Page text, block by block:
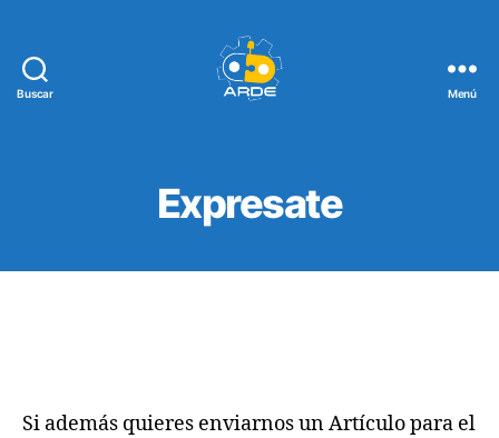
Buscar Menú
Expresate
Si además quieres enviarnos un Artículo para el